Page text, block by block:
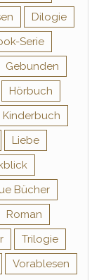
Dilogie
Serie
Gebunden
Hörbuch
Kinderbuch
Liebe
Bücher
Roman
Trilogie
Vorablesen